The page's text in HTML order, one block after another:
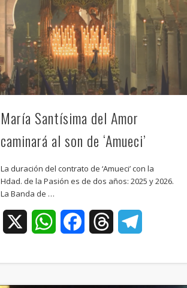
María Santísima del Amor
caminará al son de ‘Amueci’
La duración del contrato de ‘Amueci’ con la
Hdad. de la Pasión es de dos años: 2025 y 2026.
La Banda de …
WhatsAppFacebookThreads